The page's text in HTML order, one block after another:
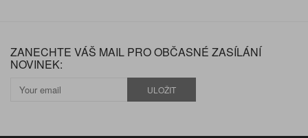
ZANECHTE VÁŠ MAIL PRO OBČASNÉ ZASÍLÁNÍ
NOVINEK:
ULOŽIT